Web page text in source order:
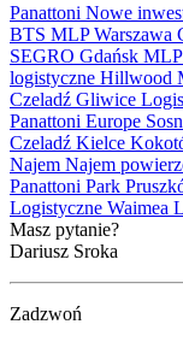
Panattoni Nowe
BTS MLPWarszawa
SEGRO Gdańsk
logistyczne Hillwood
Czeladź Gliwice
Panattoni Europe
Czeladź Kielce
Najem Najem
Panattoni Park
Logistyczne Waimea
Masz pytanie?
Dariusz Sroka
Zadzwoń